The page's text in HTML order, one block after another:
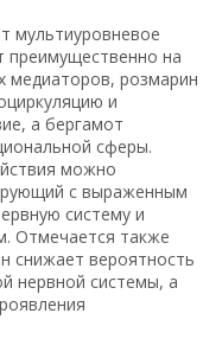
мультиуровневое
преимущественно на
медиаторов, розмарин
и
а бергамот
сферы.
можно
с выраженным
систему и
Отмечается также
снижает вероятность
нервной системы, а